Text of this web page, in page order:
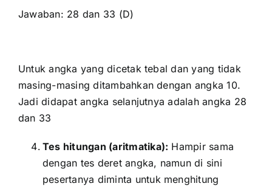
Jawaban: 28 dan 33 (D)
Untuk angka yang dicetak tebal dan yang tidak
masing-masing ditambahkan dengan angka 10.
Jadi didapat angka selanjutnya adalah angka 28
dan 33
Tes hitungan (aritmatika): Hampir sama
dengan tes deret angka, namun di sini
pesertanya diminta untuk menghitung